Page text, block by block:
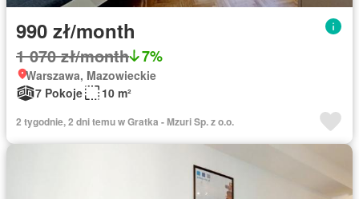
990 zł/month
1 070 zł/month 7%
Warszawa, Mazowieckie
7 Pokoje
10 m²
2 tygodnie, 2 dni temu w Gratka - Mzuri Sp. z o.o.